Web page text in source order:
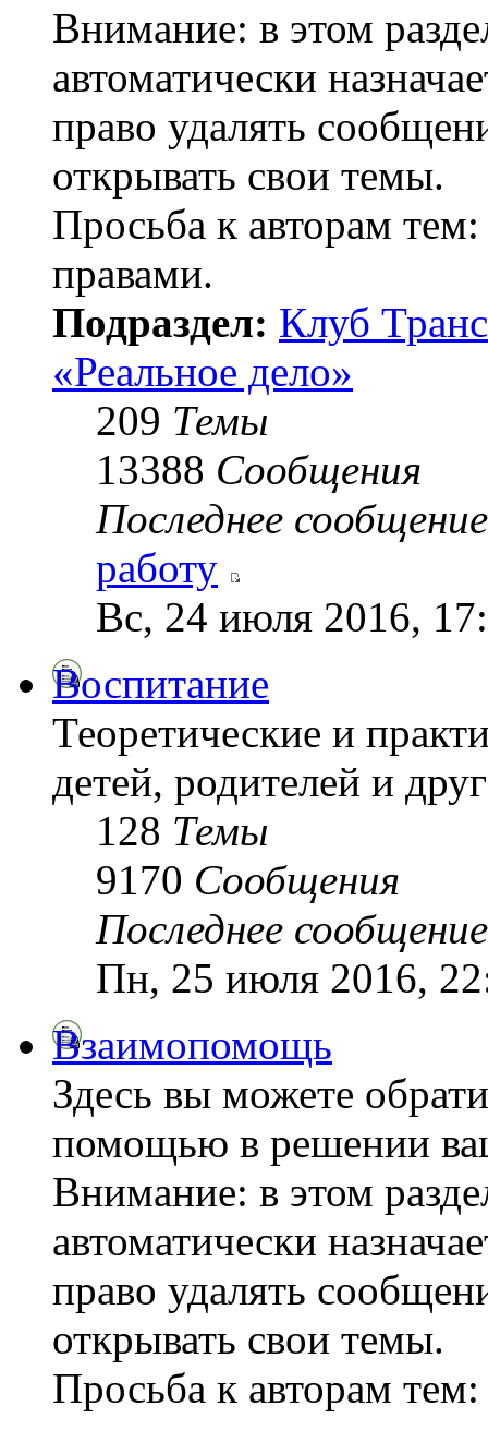
Внимание: в этом
автоматически
право удалять
открывать свои темы.
Просьба к авторам
правами.
Подраздел: Клуб
«Реальное дело»
209 Темы
13388 Сообщения
Последнее сообщение
работу
Вс, 24 июля 2016,
Воспитание
Теоретические и
детей, родителей и
128 Темы
9170 Сообщения
Последнее сообщение
Пн, 25 июля 2016,
Взаимопомощь
Здесь вы можете
помощью в решении
Внимание: в этом
автоматически
право удалять
открывать свои темы.
Просьба к авторам